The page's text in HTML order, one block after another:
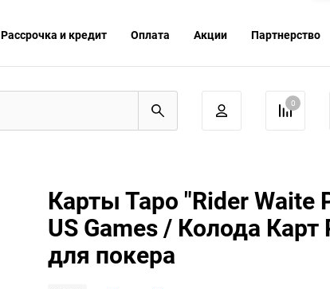
Рассрочка и кредит Оплата Акции Партнерство
0
Карты Таро "Rider Waite
US Games / Колода
для покера